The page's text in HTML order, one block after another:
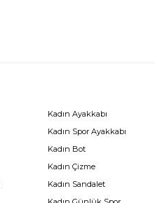
Kadın Ayakkabı
Kadın Spor Ayakkabı
Kadın Bot
Kadın Çizme
Kadın Sandalet